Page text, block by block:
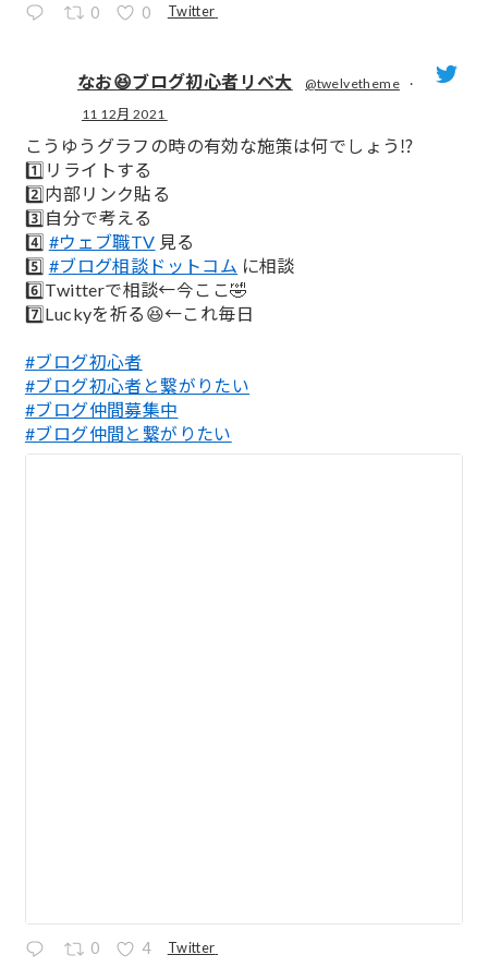
0 0 Twitter
なお😆ブログ初心者リベ大 @twelvetheme
·
11 12月 2021
こうゆうグラフの時の有効な施策は何でしょう⁉️
1️⃣リライトする
2️⃣内部リンク貼る
3️⃣自分で考える
4️⃣ #ウェブ職TV 見る
5️⃣ #ブログ相談ドットコム に相談
6️⃣Twitterで相談←今ここ🤣
7️⃣Luckyを祈る😆←これ毎日
#ブログ初心者
#ブログ初心者と繋がりたい
#ブログ仲間募集中
#ブログ仲間と繋がりたい
0 4 Twitter